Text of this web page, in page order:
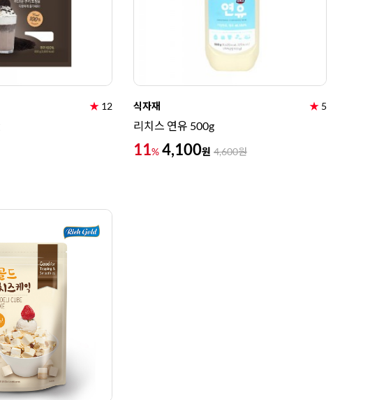
★ 12 식자재 ★ 5
리치스 연유 500g
11% 4,100원 4,600원